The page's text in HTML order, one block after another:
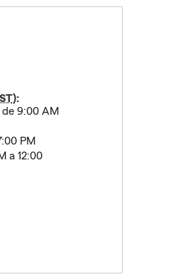
):
de 9:00 AM
PM
a 12:00